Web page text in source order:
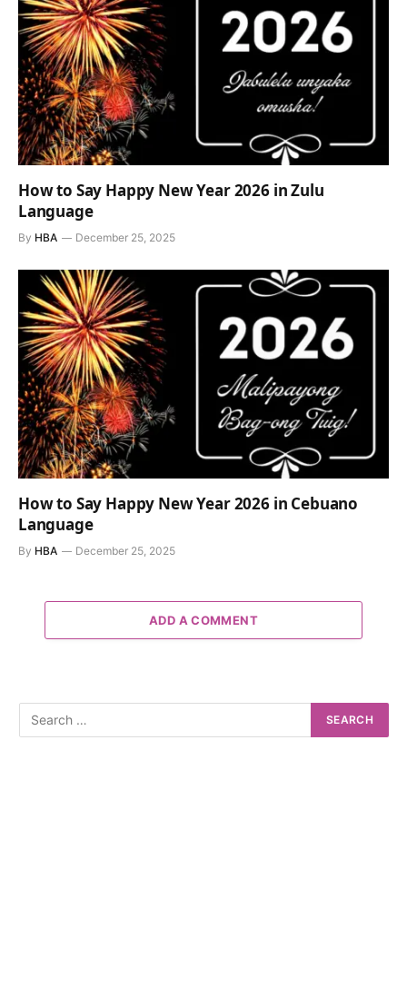
How to Say Happy New Year 2026 in Zulu
Language
By HBA December 25, 2025
How to Say Happy New Year 2026 in Cebuano
Language
By HBA December 25, 2025
ADD A COMMENT